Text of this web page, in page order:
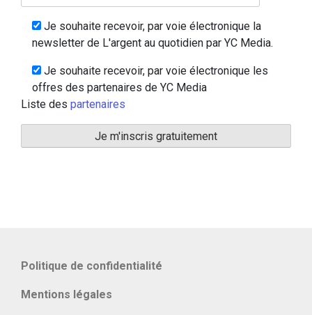
Je souhaite recevoir, par voie électronique la
newsletter de L'argent au quotidien par YC Media.
Je souhaite recevoir, par voie électronique les
offres des partenaires de YC Media
Liste des partenaires
Politique de confidentialité
Mentions légales